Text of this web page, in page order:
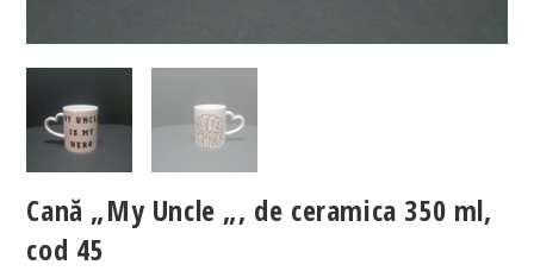
Cană „My Uncle „, de ceramica 350 ml,
cod 45